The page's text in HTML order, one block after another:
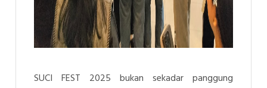
SUCI FEST 2025 bukan sekadar panggung